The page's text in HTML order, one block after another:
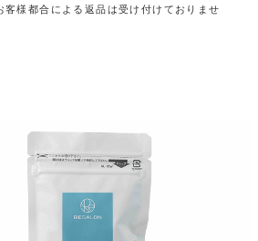
様都合による返品は受け付けておりませ